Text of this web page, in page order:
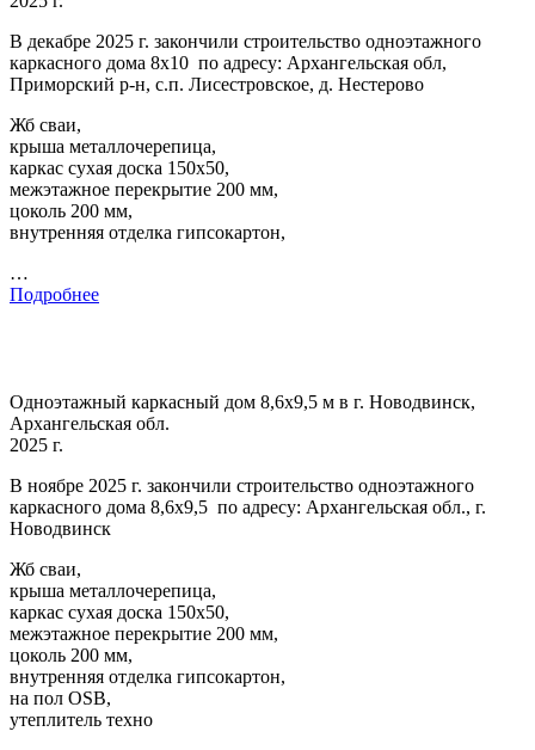
В декабре 2025 г. закончили строительство одноэтажного
каркасного дома 8х10 по адресу: Архангельская обл,
Приморский р-н, с.п. Лисестровское, д. Нестерово
Жб сваи,
крыша металлочерепица,
каркас сухая доска 150х50,
межэтажное перекрытие 200 мм,
цоколь 200 мм,
внутренняя отделка гипсокартон,
…
Подробнее
Одноэтажный каркасный дом 8,6х9,5 м в г. Новодвинск,
Архангельская обл.
2025 г.
В ноябре 2025 г. закончили строительство одноэтажного
каркасного дома 8,6х9,5 по адресу: Архангельская обл., г.
Новодвинск
Жб сваи,
крыша металлочерепица,
каркас сухая доска 150х50,
межэтажное перекрытие 200 мм,
цоколь 200 мм,
внутренняя отделка гипсокартон,
на пол OSB,
утеплитель техно